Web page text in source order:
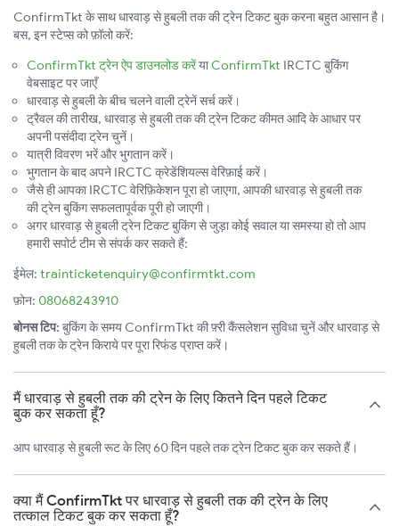
ConfirmTkt के साथ धारवाड़ से हुबली तक की ट्रेन टिकट बुक करना बहुत आसान है।
बस, इन स्टेप्स को फ़ॉलो करें:
ConfirmTkt ट्रेन ऐप डाउनलोड करेंयाConfirmTkt IRCTC बुकिंग
वेबसाइट पर जाएँ
धारवाड़ से हुबली के बीच चलने वाली ट्रेनें सर्च करें।
ट्रैवल की तारीख, धारवाड़ से हुबली तक की ट्रेन टिकट कीमत आदि के आधार पर
अपनी पसंदीदा ट्रेन चुनें।
यात्री विवरण भरें और भुगतान करें।
भुगतान के बाद अपने IRCTC क्रेडेंशियल्स वेरिफ़ाई करें।
जैसे ही आपका IRCTC वेरिफ़िकेशन पूरा हो जाएगा, आपकी धारवाड़ से हुबली तक
की ट्रेन बुकिंग सफलतापूर्वक पूरी हो जाएगी।
अगर धारवाड़ से हुबली ट्रेन टिकट बुकिंग से जुड़ा कोई सवाल या समस्या हो तो आप
हमारी सपोर्ट टीम से संपर्क कर सकते हैं:
ईमेल: trainticketenquiry@confirmtkt.com
फ़ोन: 08068243910
बोनस टिप: बुकिंग के समय ConfirmTkt की फ़्री कैंसलेशन सुविधा चुनें और धारवाड़ से
हुबली तक के ट्रेन किराये पर पूरा रिफंड प्राप्त करें।
मैं धारवाड़ से हुबली तक की ट्रेन के लिए कितने दिन पहले टिकट
बुक कर सकता हूँ?
आप धारवाड़ से हुबली रूट के लिए 60 दिन पहले तक ट्रेन टिकट बुक कर सकते हैं।
क्या मैं ConfirmTkt पर धारवाड़ से हुबली तक की ट्रेन के लिए
तत्काल टिकट बुक कर सकता हूँ?